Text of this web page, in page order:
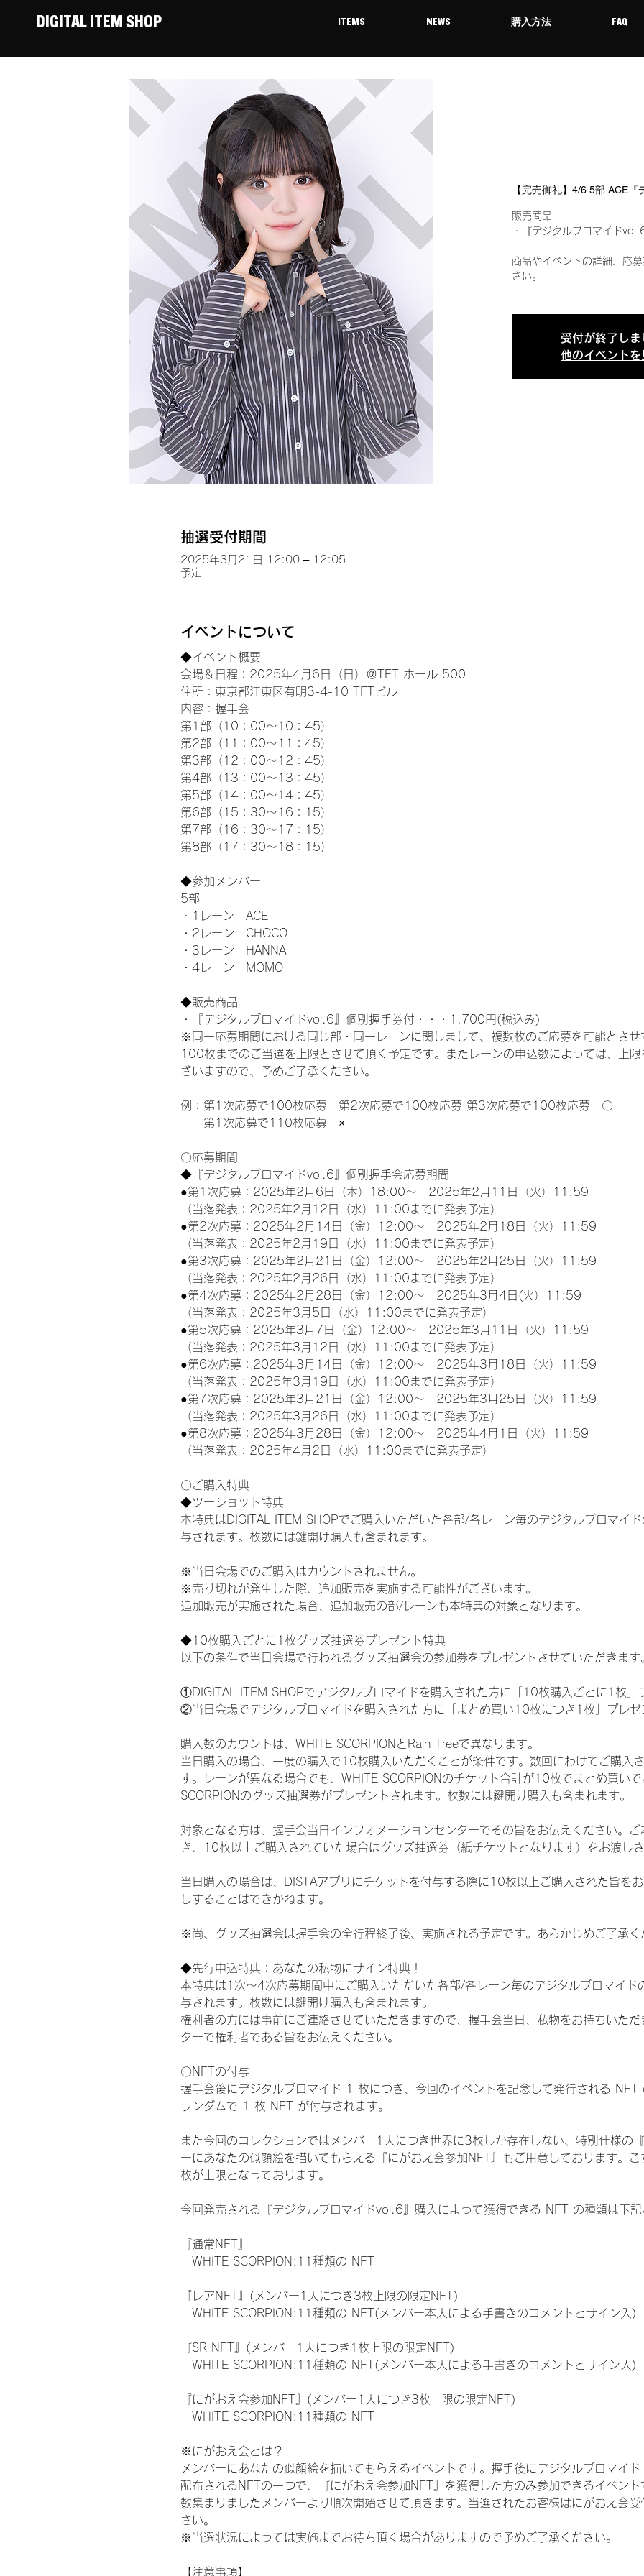
DIGITAL ITEM SHOP ITEMS NEWS 購入方法 FAQ
【完売御礼】4/6 5部 ACE
販売商品
・『デジタルブロマイド
商品やイベントの詳細、応
さい。
受付が終了しま
他のイベントを
抽選受付期間
2025年3月21日 12:00 – 12:05
予定
イベントについて
◆イベント概要
会場＆日程：2025年4月6日（日）＠TFT ホール 500
住所：東京都江東区有明3-4-10 TFTビル
内容：握手会
第1部（10：00～10：45）
第2部（11：00～11：45）
第3部（12：00～12：45）
第4部（13：00～13：45）
第5部（14：00～14：45）
第6部（15：30～16：15）
第7部（16：30～17：15）
第8部（17：30～18：15）
◆参加メンバー
5部
・1レーン　ACE
・2レーン　CHOCO
・3レーン　HANNA
・4レーン　MOMO
◆販売商品
・『デジタルブロマイドvol.6』個別握手券付・・・1,700円(税込み)
※同一応募期間における同じ部・同一レーンに関しまして、複数枚のご応募を可能とさ
100枚までのご当選を上限とさせて頂く予定です。またレーンの申込数によっては、上
ざいますので、予めご了承ください。
例：第1次応募で100枚応募　第2次応募で100枚応募 第3次応募で100枚応募　〇
第1次応募で110枚応募　×
〇応募期間
◆『デジタルブロマイドvol.6』個別握手会応募期間
●第1次応募：2025年2月6日（木）18:00～　2025年2月11日（火）11:59
（当落発表：2025年2月12日（水）11:00までに発表予定）
●第2次応募：2025年2月14日（金）12:00～　2025年2月18日（火）11:59
（当落発表：2025年2月19日（水）11:00までに発表予定）
●第3次応募：2025年2月21日（金）12:00～　2025年2月25日（火）11:59
（当落発表：2025年2月26日（水）11:00までに発表予定）
●第4次応募：2025年2月28日（金）12:00～　2025年3月4日(火）11:59
（当落発表：2025年3月5日（水）11:00までに発表予定）
●第5次応募：2025年3月7日（金）12:00～　2025年3月11日（火）11:59
（当落発表：2025年3月12日（水）11:00までに発表予定）
●第6次応募：2025年3月14日（金）12:00～　2025年3月18日（火）11:59
（当落発表：2025年3月19日（水）11:00までに発表予定）
●第7次応募：2025年3月21日（金）12:00～　2025年3月25日（火）11:59
（当落発表：2025年3月26日（水）11:00までに発表予定）
●第8次応募：2025年3月28日（金）12:00～　2025年4月1日（火）11:59
（当落発表：2025年4月2日（水）11:00までに発表予定）
〇ご購入特典
◆ツーショット特典
本特典はDIGITAL ITEM SHOPでご購入いただいた各部/各レーン毎のデジタルブロマイ
与されます。枚数には鍵開け購入も含まれます。
※当日会場でのご購入はカウントされません。
※売り切れが発生した際、追加販売を実施する可能性がございます。
追加販売が実施された場合、追加販売の部/レーンも本特典の対象となります。
◆10枚購入ごとに1枚グッズ抽選券プレゼント特典
以下の条件で当日会場で行われるグッズ抽選会の参加券をプレゼントさせていただきます
①DIGITAL ITEM SHOPでデジタルブロマイドを購入された方に「10枚購入ごとに1枚」
②当日会場でデジタルブロマイドを購入された方に「まとめ買い10枚につき1枚」プレゼ
購入数のカウントは、WHITE SCORPIONとRain Treeで異なります。
当日購入の場合、一度の購入で10枚購入いただくことが条件です。数回にわけてご購入
す。レーンが異なる場合でも、WHITE SCORPIONのチケット合計が10枚でまとめ買い
SCORPIONのグッズ抽選券がプレゼントされます。枚数には鍵開け購入も含まれます。
対象となる方は、握手会当日インフォメーションセンターでその旨をお伝えください。
き、10枚以上ご購入されていた場合はグッズ抽選券（紙チケットとなります）をお渡しさ
当日購入の場合は、DISTAアプリにチケットを付与する際に10枚以上ご購入された旨を
しすることはできかねます。
※尚、グッズ抽選会は握手会の全行程終了後、実施される予定です。あらかじめご了承く
◆先行申込特典：あなたの私物にサイン特典！
本特典は1次〜4次応募期間中にご購入いただいた各部/各レーン毎のデジタルブロマイド
与されます。枚数には鍵開け購入も含まれます。
権利者の方には事前にご連絡させていただきますので、握手会当日、私物をお持ちいた
ターで権利者である旨をお伝えください。
〇NFTの付与
握手会後にデジタルブロマイド 1 枚につき、今回のイベントを記念して発行される NFT
ランダムで 1 枚 NFT が付与されます。
また今回のコレクションではメンバー1人につき世界に3枚しか存在しない、特別仕様の
ーにあなたの似顔絵を描いてもらえる『にがおえ会参加NFT』もご用意しております。
枚が上限となっております。
今回発売される『デジタルブロマイドvol.6』購入によって獲得できる NFT の種類は下記
『通常NFT』
WHITE SCORPION:11種類の NFT
『レアNFT』(メンバー1人につき3枚上限の限定NFT)
WHITE SCORPION:11種類の NFT(メンバー本人による手書きのコメントとサイン入)
『SR NFT』(メンバー1人につき1枚上限の限定NFT)
WHITE SCORPION:11種類の NFT(メンバー本人による手書きのコメントとサイン入)
『にがおえ会参加NFT』(メンバー1人につき3枚上限の限定NFT)
WHITE SCORPION:11種類の NFT
※にがおえ会とは？
メンバーにあなたの似顔絵を描いてもらえるイベントです。握手後にデジタルブロマイ
配布されるNFTの一つで、『にがおえ会参加NFT』を獲得した方のみ参加できるイベン
数集まりましたメンバーより順次開始させて頂きます。当選されたお客様はにがおえ会
さい。
※当選状況によっては実施までお待ち頂く場合がありますので予めご了承ください。
【注意事項】